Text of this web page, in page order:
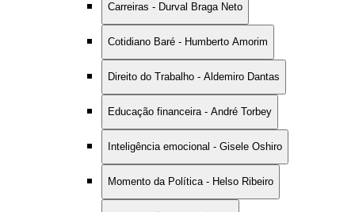
Carreiras - Durval Braga Neto
Cotidiano Baré - Humberto Amorim
Direito do Trabalho - Aldemiro Dantas
Educação financeira - André Torbey
Inteligência emocional - Gisele Oshiro
Momento da Política - Helso Ribeiro